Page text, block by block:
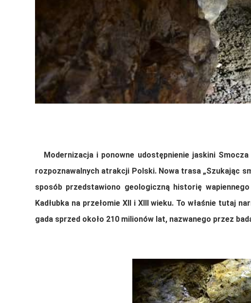
Modernizacja i ponowne udostępnienie jaskini Smocza
rozpoznawalnych atrakcji Polski. Nowa trasa „Szukając
sposób przedstawiono geologiczną historię
Kadłubka na przełomie XII i XIII wieku. To właśnie tutaj
gada sprzed około 210 milionów lat, nazwanego przez